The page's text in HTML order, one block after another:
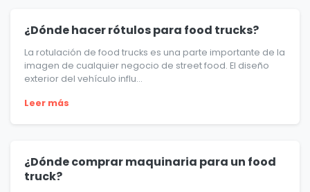
¿Dónde hacer rótulos para food trucks?
La rotulación de food trucks es una parte importante de la
imagen de cualquier negocio de street food. El diseño
exterior del vehículo influ...
Leer más
¿Dónde comprar maquinaria para un food
truck?